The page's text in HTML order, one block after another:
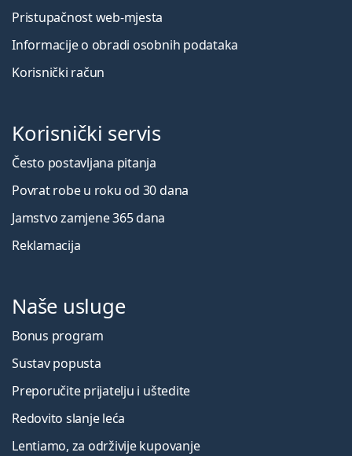
Pristupačnost web-mjesta
Informacije o obradi osobnih podataka
Korisnički račun
Korisnički servis
Često postavljana pitanja
Povrat robe u roku od 30 dana
Jamstvo zamjene 365 dana
Reklamacija
Naše usluge
Bonus program
Sustav popusta
Preporučite prijatelju i uštedite
Redovito slanje leća
Lentiamo, za održivije kupovanje